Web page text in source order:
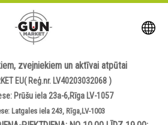
zvejniekiem un aktīvai atpūtai
EU( Reģ.nr. LV40203032068 )
Prūšu iela 23a-6,Rīga LV-1057
Latgales iela 243, Rīga,LV-1003